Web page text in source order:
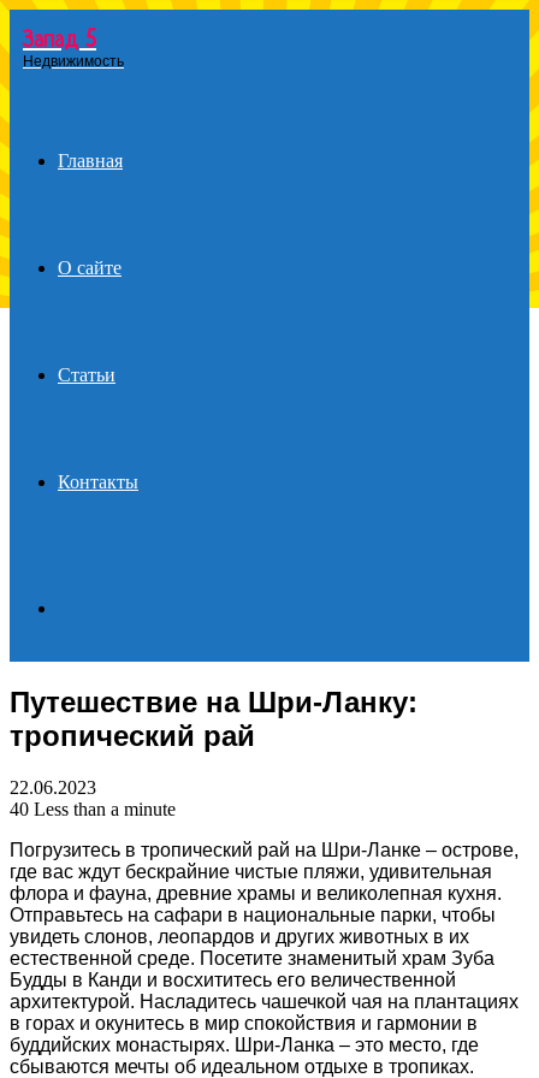
Menu
Запад 5
Недвижимость
Главная
О сайте
Статьи
Контакты
for
Путешествие на Шри-Ланку:
тропический рай
22.06.2023
40 Less than a minute
Погрузитесь в тропический рай на Шри-Ланке – острове,
где вас ждут бескрайние чистые пляжи, удивительная
флора и фауна, древние храмы и великолепная кухня.
Отправьтесь на сафари в национальные парки, чтобы
увидеть слонов, леопардов и других животных в их
естественной среде. Посетите знаменитый храм Зуба
Будды в Канди и восхититесь его величественной
архитектурой. Насладитесь чашечкой чая на плантациях
в горах и окунитесь в мир спокойствия и гармонии в
буддийских монастырях. Шри-Ланка – это место, где
сбываются мечты об идеальном отдыхе в тропиках.